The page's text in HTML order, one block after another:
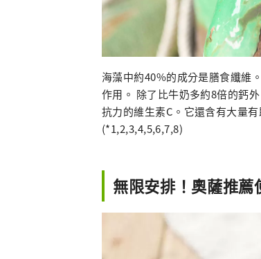
海藻中約40%的成分是膳食纖維
作用。 除了比牛奶多約8倍的鈣
抗力的維生素C。它還含有大量
(*1,2,3,4,5,6,7,8)
無限安排！奧薩推薦